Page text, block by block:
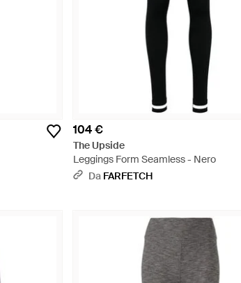
104 €
The Upside
Leggings Form Seamless - Nero
Da FARFETCH